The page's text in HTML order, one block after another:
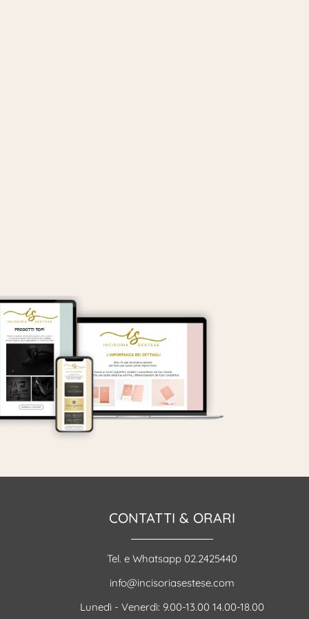
CONTATTI & ORARI
Tel. e Whatsapp 02.2425440
info@incisoriasestese.com
Lunedì - Venerdì: 9.00-13.00 14.00-18.00